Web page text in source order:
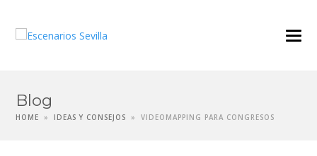
Blog
HOME » IDEAS Y CONSEJOS » VIDEOMAPPING PARA CONGRESOS